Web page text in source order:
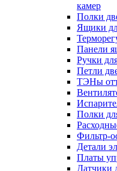
камер
Полки
Ящики
Панели
Ручки
Петли
ТЭНы
Полки
Фильтр-
Детали
Платы
Датчики